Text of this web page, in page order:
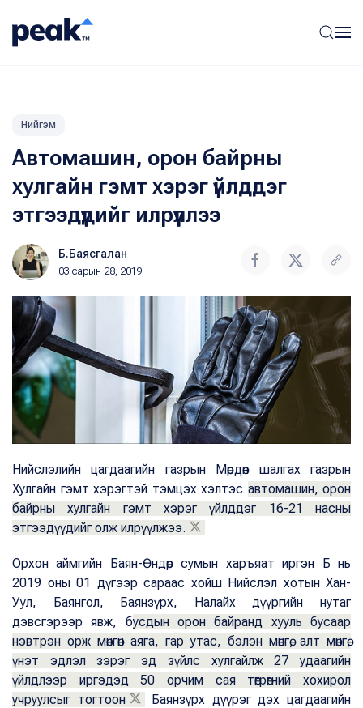
Нийгэм
Автомашин, орон байрны
хулгайн гэмт хэрэг үйлддэг
этгээдүүдийг илрүүллээ
Б.Баясгалан
03 сарын 28, 2019
Нийслэлийн цагдаагийн газрын Мөрдөн шалгах газрын
Хулгайн гэмт хэрэгтэй тэмцэх хэлтэс автомашин, орон
байрны хулгайн гэмт хэрэг үйлддэг 16-21 насны
этгээдүүдийг олж илрүүлжээ.
Орхон аймгийн Баян-Өндөр сумын харъяат иргэн Б нь
2019 оны 01 дүгээр сараас хойш Нийслэл хотын Хан-
Уул, Баянгол, Баянзүрх, Налайх дүүргийн нутаг
дэвсгэрээр явж, бусдын орон байранд хууль бусаар
нэвтрэн орж мөнгөн аяга, гар утас, бэлэн мөнгө, алт мөнгө,
үнэт эдлэл зэрэг эд зүйлс хулгайлж 27 удаагийн
үйлдлээр иргэдэд 50 орчим сая төгрөгний хохирол
учруулсыг тогтоон
Баянзүрх дүүрэг дэх цагдаагийн